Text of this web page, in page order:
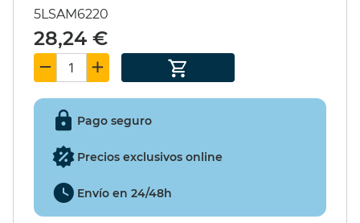
SET PIÑATA 9
EXCITER 15ml.
49,55 €
42,12 €
5LSAM6220
28,24 €
Pago seguro
Precios exclusivos online
Envío en 24/48h